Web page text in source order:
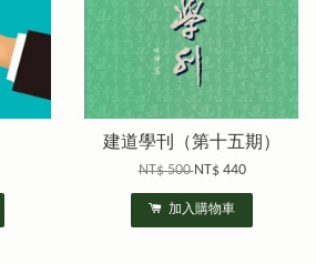
建道學刊（第十五期）
NT$ 500NT$ 440
加入購物車